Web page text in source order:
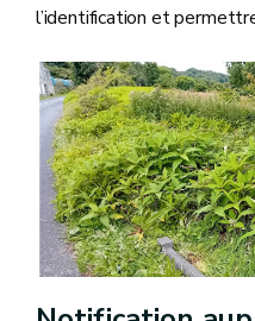
l’identification et